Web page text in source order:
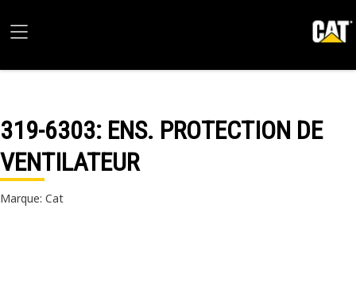
319-6303: ENS. PROTECTION DE
VENTILATEUR
Marque: Cat